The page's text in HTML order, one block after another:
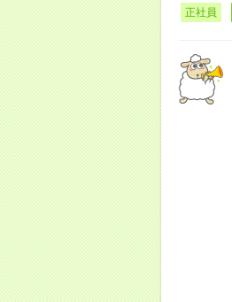
正社員